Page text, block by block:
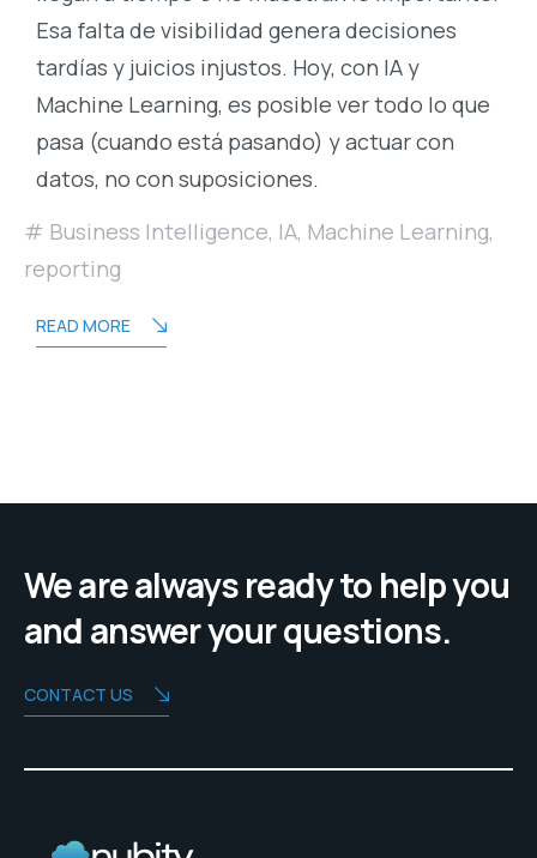
Esa falta de visibilidad genera decisiones
tardías y juicios injustos. Hoy, con IA y
Machine Learning, es posible ver todo lo que
pasa (cuando está pasando) y actuar con
datos, no con suposiciones.
Business Intelligence, IA, Machine Learning,
reporting
READ MORE
We are always ready to help you
and answer your questions.
CONTACT US